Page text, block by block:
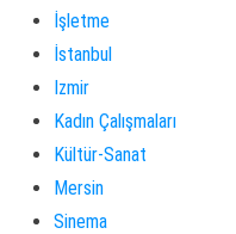
İşletme
İstanbul
Izmir
Kadın Çalışmaları
Kültür-Sanat
Mersin
Sinema